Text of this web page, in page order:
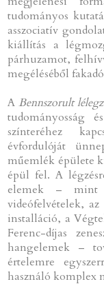
tudományos
asszociatív
kiállítás a
párhuzamot,
megéléséből
ABennszorult
tudományosság
színteréhez
évfordulóját
műemlék épülete
épül fel. A
elemek – mint
videófelvételek,
installáció, a
Ferenc-díjas
hangelemek –
értelemre
használó komplex